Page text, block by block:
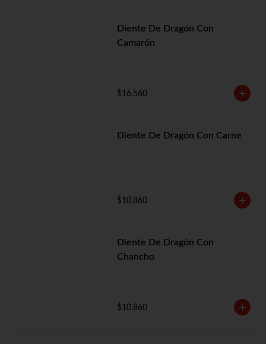
Diente De Dragón Con
Camarón
$16.560
Diente De Dragón Con Carne
$10.860
Diente De Dragón Con
Chancho
$10.860